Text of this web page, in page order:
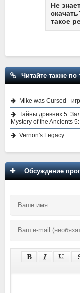
Не
такое
Читайте также по
Mike was Cursed -
Тайны древних 5:
Mystery of the Ancients
Vernon's Legacy
Обсуждение